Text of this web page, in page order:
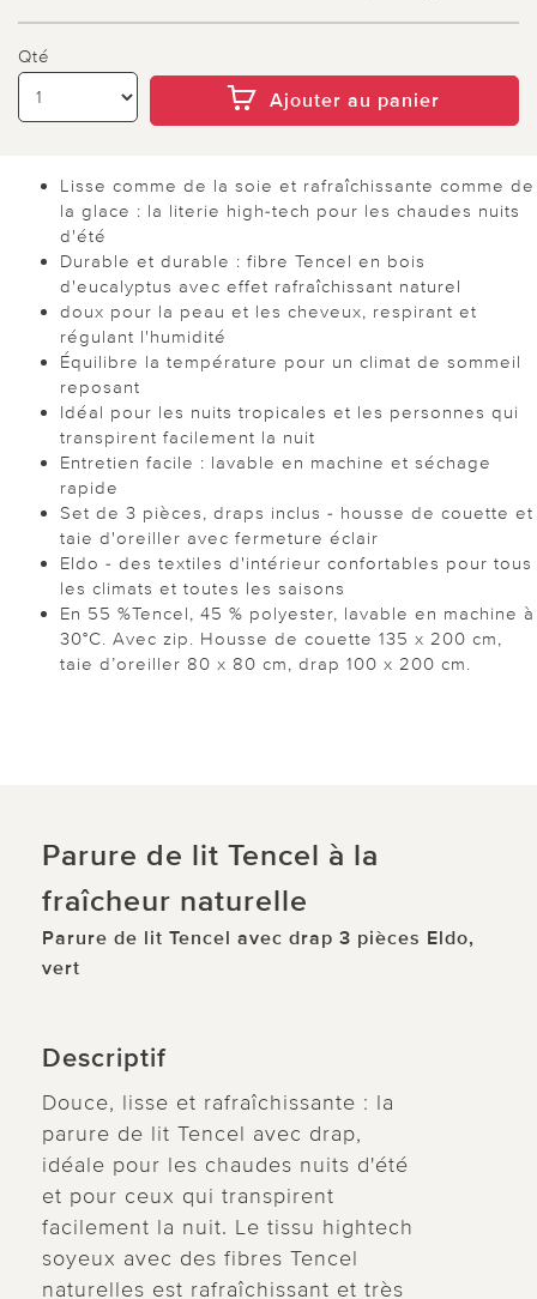
Qté
Ajouter au panier
Lisse comme de la soie et rafraîchissante comme de
la glace : la literie high-tech pour les chaudes nuits
d'été
Durable et durable : fibre Tencel en bois
d'eucalyptus avec effet rafraîchissant naturel
doux pour la peau et les cheveux, respirant et
régulant l'humidité
Équilibre la température pour un climat de sommeil
reposant
Idéal pour les nuits tropicales et les personnes qui
transpirent facilement la nuit
Entretien facile : lavable en machine et séchage
rapide
Set de 3 pièces, draps inclus - housse de couette et
taie d'oreiller avec fermeture éclair
Eldo - des textiles d'intérieur confortables pour tous
les climats et toutes les saisons
En 55 %Tencel, 45 % polyester, lavable en machine à
30°C. Avec zip. Housse de couette 135 x 200 cm,
taie d’oreiller 80 x 80 cm, drap 100 x 200 cm.
Parure de lit Tencel à la
fraîcheur naturelle
Parure de lit Tencel avec drap 3 pièces Eldo,
vert
Descriptif
Douce, lisse et rafraîchissante : la
parure de lit Tencel avec drap,
idéale pour les chaudes nuits d'été
et pour ceux qui transpirent
facilement la nuit. Le tissu hightech
soyeux avec des fibres Tencel
naturelles est rafraîchissant et très